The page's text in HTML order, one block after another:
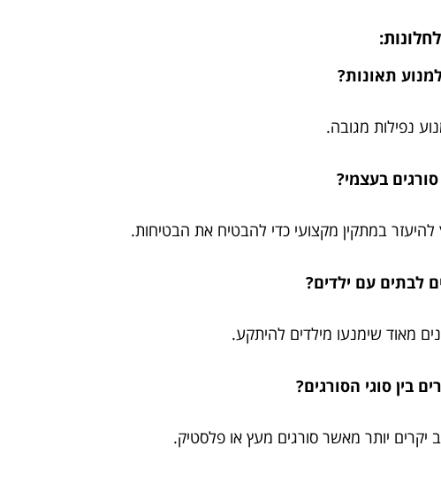
תאונות?
נפילות מגובה.
בעצמי?
במתקין מקצועי כדי להבטיח את הבטיחות.
לבתים עם ילדים?
מאוד שימנעו מילדים להיתקע.
בין סוגי הסורגים?
יקרים יותר מאשר סורגים מעץ או פלסטיק.